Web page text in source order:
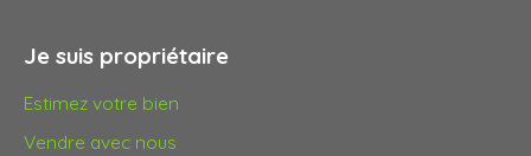
Je suis propriétaire
Estimez votre bien
Vendre avec nous